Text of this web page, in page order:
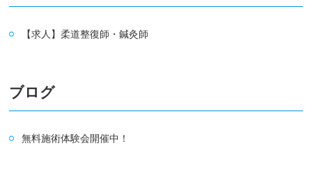
【求人】柔道整復師・鍼灸師
ブログ
無料施術体験会開催中！